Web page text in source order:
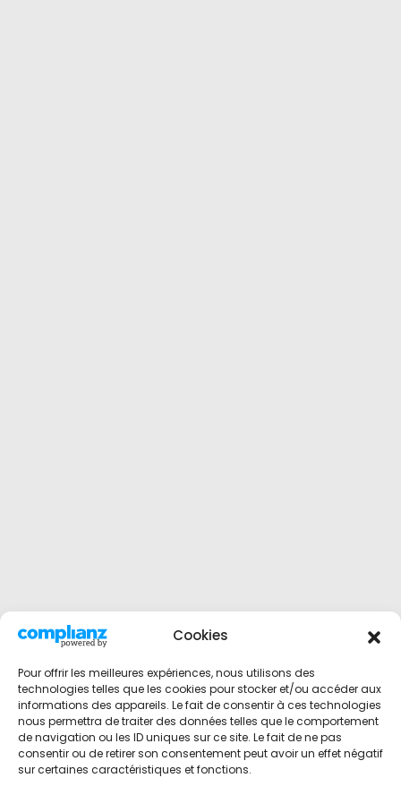
Cookies
Pour offrir les meilleures expériences, nous utilisons des
technologies telles que les cookies pour stocker et/ou accéder aux
informations des appareils. Le fait de consentir à ces technologies
nous permettra de traiter des données telles que le comportement
de navigation ou les ID uniques sur ce site. Le fait de ne pas
consentir ou de retirer son consentement peut avoir un effet négatif
sur certaines caractéristiques et fonctions.